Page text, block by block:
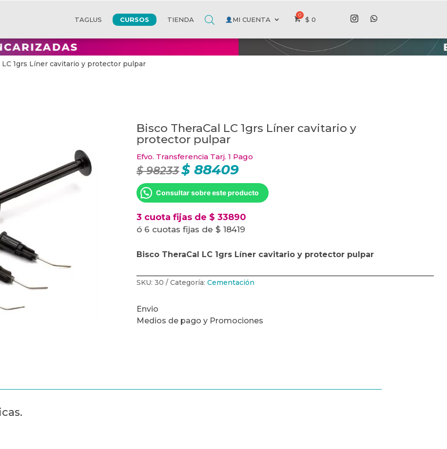
TAGLUS CURSOS TIENDA MI CUENTA $ 0
LC 1grs Líner cavitario y protector pulpar
Bisco TheraCal LC 1grs Líner cavitario y
protector pulpar
Efvo. Transferencia Tarj. 1 Pago
$98233 El
precio
original
era:
$ 98233.
$ 88409El
actual
es:
$ 88409.
Consultar sobre este producto
3 cuota fijas de $ 33890
ó 6 cuotas fijas de $ 18419
Bisco TheraCal LC 1grs Líner cavitario y protector pulpar
SKU:30 Categoría:Cementación
Envio
Medios de pago y Promociones